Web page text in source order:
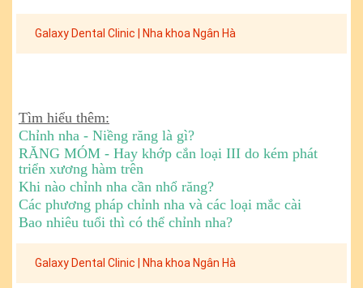
Galaxy Dental Clinic | Nha khoa Ngân Hà
Tìm hiểu thêm:
Chỉnh nha - Niềng răng là gì?
RĂNG MÓM - Hay khớp cắn loại III do kém phát
triển xương hàm trên
Khi nào chỉnh nha cần nhổ răng?
Các phương pháp chỉnh nha và các loại mắc cài
Bao nhiêu tuổi thì có thể chỉnh nha?
Galaxy Dental Clinic | Nha khoa Ngân Hà